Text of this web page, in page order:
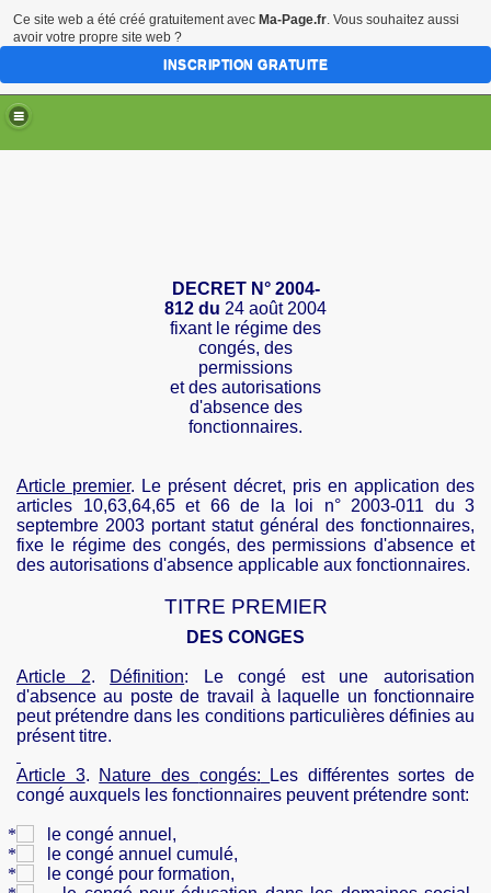
DECRET N° 2004-
812 du 24 août 2004
fixantle régime des
congés, des
permissions
etdes autorisations
d'absence des
fonctionnaires.
Article premier. Le présent décret, pris en application des
articles 10,63,64,65 et 66 de la loi n° 2003-011 du 3
septembre 2003 portant statut général des fonctionnaires,
fixe le régime des congés, des permissions d'absence et
des autorisations d'absence applicable aux fonctionnaires.
TITRE PREMIER
DES CONGES
Article 2. Définition: Le congé est une autorisation
d'absence au poste de travail à laquelle un fonctionnaire
peut prétendre dans les conditions particulières définies au
présent titre.
Article 3. Nature des congés:
Les différentes sortes de
congé auxquels les fonctionnaires peuvent prétendre sont:
le congé annuel,
le congé annuel cumulé,
le congé pour formation,
Ce site web a été créé gratuitement avec Ma-Page.fr. Vous souhaitez aussi
avoir votre propre site web ?
INSCRIPTION GRATUITE